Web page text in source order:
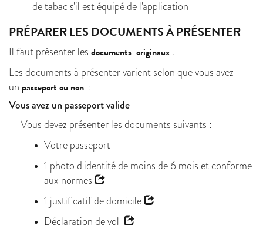
de tabac s'il est équipé de l'application
PRÉPARER LES DOCUMENTS À PRÉSENTER
Il faut présenter les documents originaux .
Les documents à présenter varient selon que vous avez
un passeport ou non :
Vous avez un passeport valide
Vous devez présenter les documents suivants :
Votre passeport
1 photo d'identité de moins de 6 mois et conforme
aux normes
1 justificatif de domicile
Déclaration de vol